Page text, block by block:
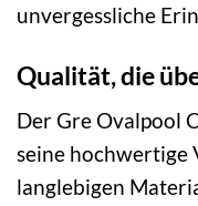
unvergessliche
Qualität, die
Der Gre Ovalpool
seine hochwertige
langlebigen